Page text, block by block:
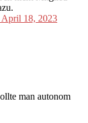
April 18, 2023